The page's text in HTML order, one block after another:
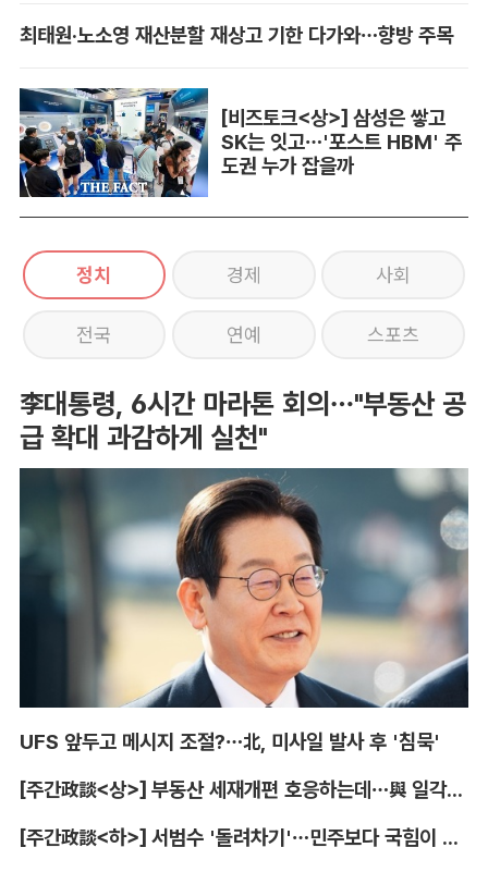
최태원·노소영 재산분할 재상고 기한 다가와…향방 주목
[비즈토크<상>] 삼성은 쌓고
SK는 잇고…'포스트 HBM' 주
도권 누가 잡을까
정치 경제 사회
전국 연예 스포츠
李대통령, 6시간 마라톤 회의…"부동산 공
급 확대 과감하게 실천"
UFS 앞두고 메시지 조절?…北, 미사일 발사 후 '침묵'
[주간政談<상>] 부동산 세재개편 호응하는데…與 일각의 속내
[주간政談<하>] 서범수 '돌려차기'…민주보다 국힘이 더 발끈